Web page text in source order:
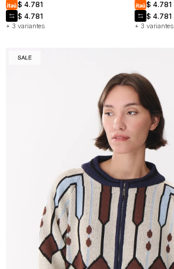
+ 3 variantes
$ 4.781
$ 4.781
+ 3 variantes
$ 4.781
$ 4.781